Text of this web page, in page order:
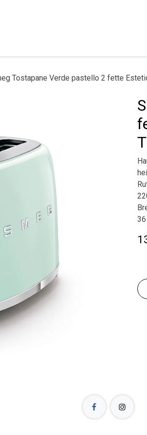
Tostapane Verde pastello 2 fette